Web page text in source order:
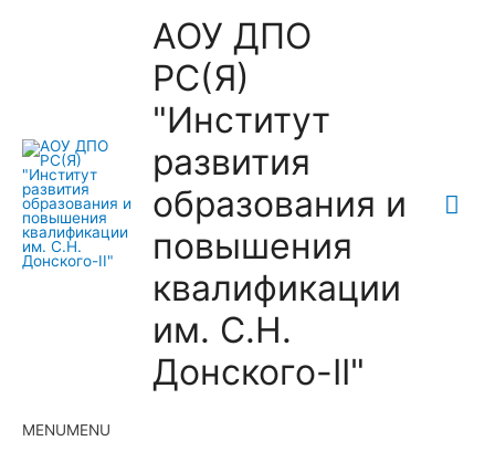
АОУ ДПО
РС(Я)
"Институт
развития
образования и
повышения
квалификации
им. С.Н.
Донского-II"
MENUMENU